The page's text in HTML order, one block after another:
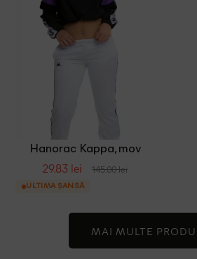
Hanorac Kappa, mov
29.83 lei 145.00 lei
ULTIMA ȘANSĂ
MAI MULTE